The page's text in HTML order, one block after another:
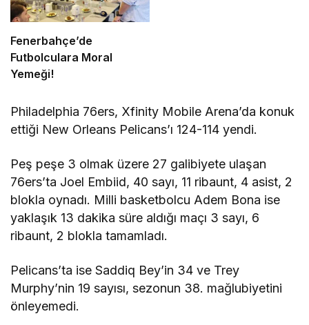
Fenerbahçe’de
Futbolculara Moral
Yemeği!
Philadelphia 76ers, Xfinity Mobile Arena’da konuk
ettiği New Orleans Pelicans’ı 124-114 yendi.
Peş peşe 3 olmak üzere 27 galibiyete ulaşan
76ers’ta Joel Embiid, 40 sayı, 11 ribaunt, 4 asist, 2
blokla oynadı. Milli basketbolcu Adem Bona ise
yaklaşık 13 dakika süre aldığı maçı 3 sayı, 6
ribaunt, 2 blokla tamamladı.
Pelicans’ta ise Saddiq Bey’in 34 ve Trey
Murphy’nin 19 sayısı, sezonun 38. mağlubiyetini
önleyemedi.